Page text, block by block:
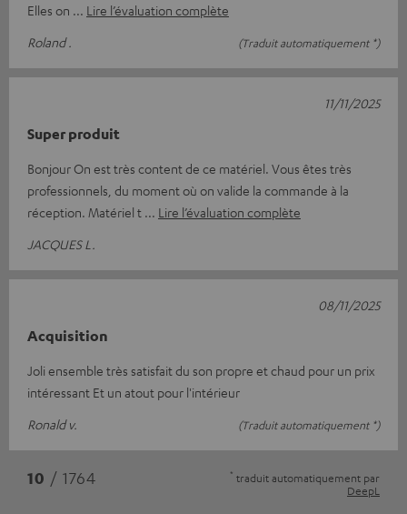
Elles on
Lire l’évaluation complète
Roland .
(Traduit automatiquement *)
Super produit
Bonjour On est très content de ce matériel. Vous êtes très
professionnels, du moment où on valide la commande à la
réception. Matériel t
Lire l’évaluation complète
JACQUES L.
11/11/2025
Acquisition
Joli ensemble très satisfait du son propre et chaud pour un prix
intéressant Et un atout pour l'intérieur
Ronald v.
(Traduit automatiquement *)
08/11/2025
10 / 1764 * traduit automatiquement par
DeepL